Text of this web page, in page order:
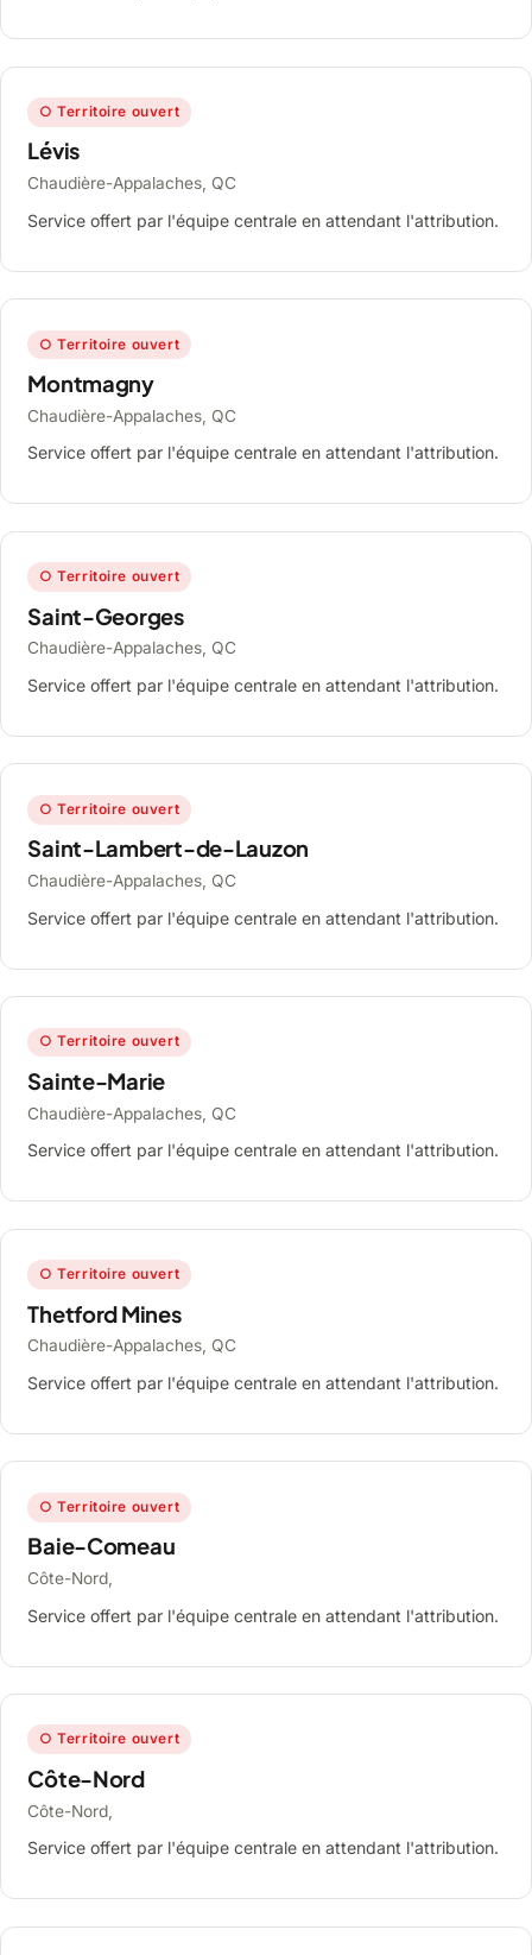
○ Territoire ouvert
Lévis
Chaudière-Appalaches, QC
Service offert par l'équipe centrale en attendant l'attribution.
○ Territoire ouvert
Montmagny
Chaudière-Appalaches, QC
Service offert par l'équipe centrale en attendant l'attribution.
○ Territoire ouvert
Saint-Georges
Chaudière-Appalaches, QC
Service offert par l'équipe centrale en attendant l'attribution.
○ Territoire ouvert
Saint-Lambert-de-Lauzon
Chaudière-Appalaches, QC
Service offert par l'équipe centrale en attendant l'attribution.
○ Territoire ouvert
Sainte-Marie
Chaudière-Appalaches, QC
Service offert par l'équipe centrale en attendant l'attribution.
○ Territoire ouvert
Thetford Mines
Chaudière-Appalaches, QC
Service offert par l'équipe centrale en attendant l'attribution.
○ Territoire ouvert
Baie-Comeau
Côte-Nord,
Service offert par l'équipe centrale en attendant l'attribution.
○ Territoire ouvert
Côte-Nord
Côte-Nord,
Service offert par l'équipe centrale en attendant l'attribution.